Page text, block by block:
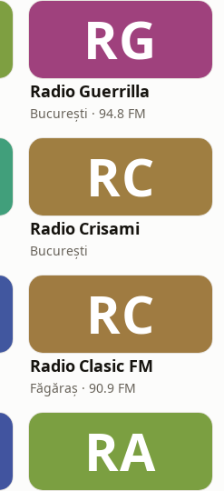
RG
Radio Guerrilla
București · 94.8 FM
RC
Radio Crisami
București
RC
Radio Clasic FM
Făgăraș · 90.9 FM
RA